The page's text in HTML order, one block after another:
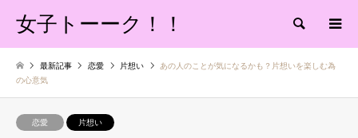
女子トーーク！！ 検索
最新記事 恋愛 片想い
あの人のことが気になるかも？片想いを楽しむ為
の心意気
恋愛 片想い